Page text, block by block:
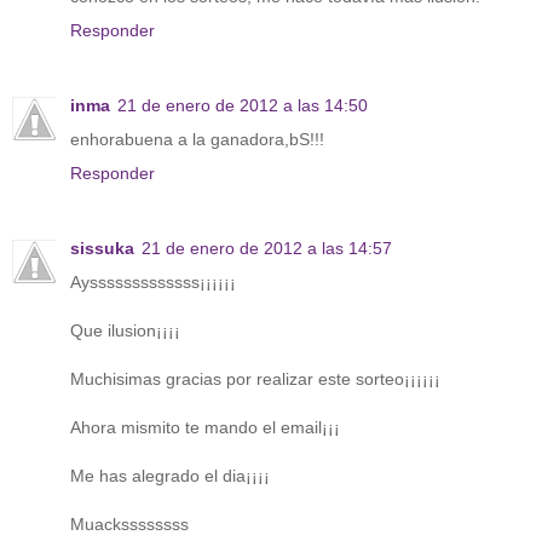
Responder
inma 21 de enero de 2012 a las 14:50
enhorabuena a la ganadora,bS!!!
Responder
sissuka 21 de enero de 2012 a las 14:57
Aysssssssssssss¡¡¡¡¡¡
Que ilusion¡¡¡¡
Muchisimas gracias por realizar este sorteo¡¡¡¡¡¡
Ahora mismito te mando el email¡¡¡
Me has alegrado el dia¡¡¡¡
Muackssssssss